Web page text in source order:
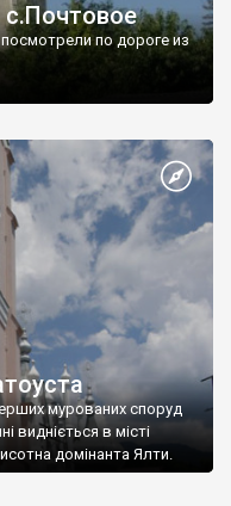
по дороге из
мурованих споруд
видніється в місті
домінанта Ялти.